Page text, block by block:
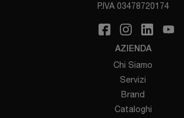
P.IVA 03478720174
AZIENDA
Chi Siamo
Servizi
Brand
Cataloghi